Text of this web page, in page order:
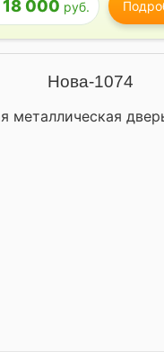
18 000 руб.
Нова-1074